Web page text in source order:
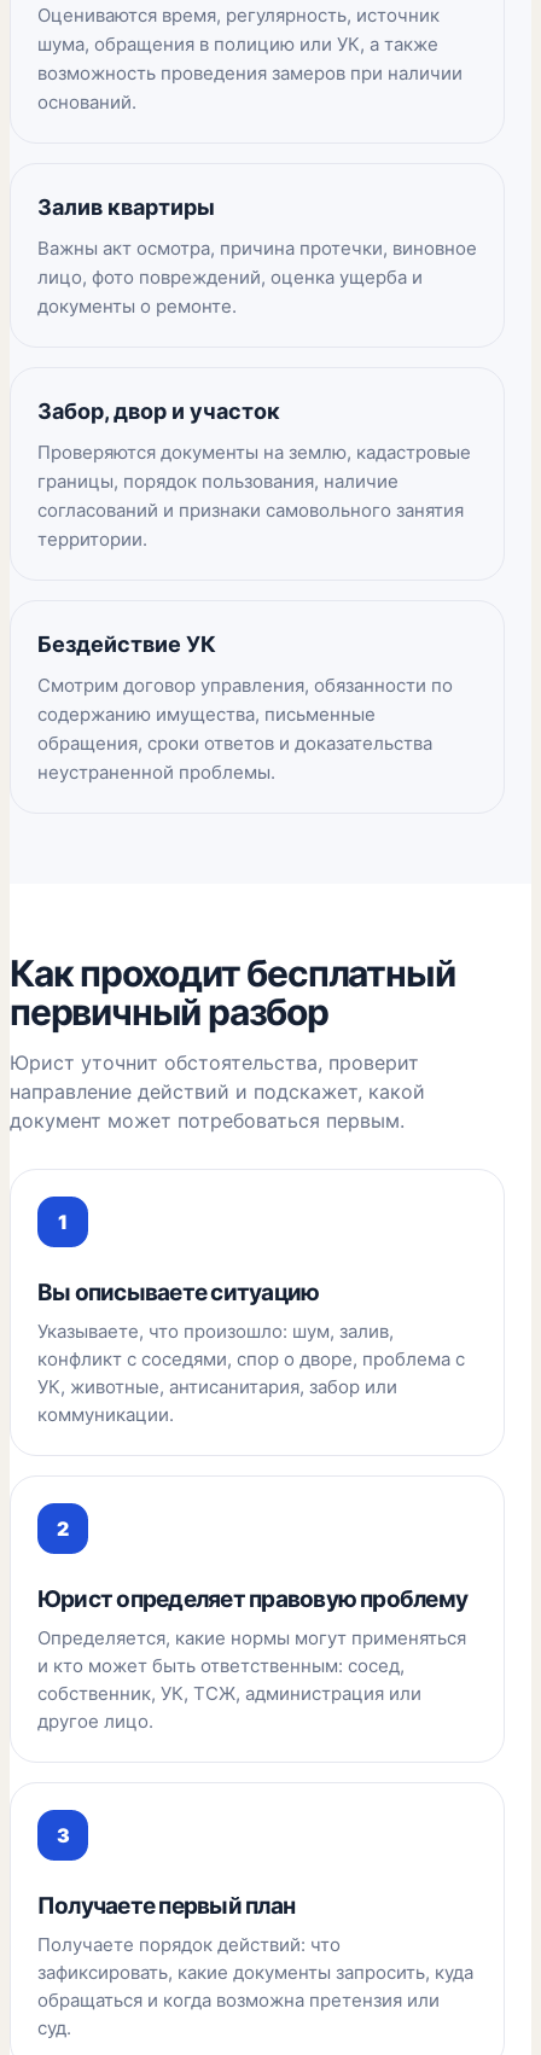
Оцениваются время, регулярность, источник
шума, обращения в полицию или УК, а также
возможность проведения замеров при наличии
оснований.
Залив квартиры
Важны акт осмотра, причина протечки, виновное
лицо, фото повреждений, оценка ущерба и
документы о ремонте.
Забор, двор и участок
Проверяются документы на землю, кадастровые
границы, порядок пользования, наличие
согласований и признаки самовольного занятия
территории.
Бездействие УК
Смотрим договор управления, обязанности по
содержанию имущества, письменные
обращения, сроки ответов и доказательства
неустраненной проблемы.
Как проходит бесплатный
первичный разбор
Юрист уточнит обстоятельства, проверит
направление действий и подскажет, какой
документ может потребоваться первым.
Вы описываете ситуацию
Указываете, что произошло: шум, залив,
конфликт с соседями, спор о дворе, проблема с
УК, животные, антисанитария, забор или
коммуникации.
Юрист определяет правовую проблему
Определяется, какие нормы могут применяться
и кто может быть ответственным: сосед,
собственник, УК, ТСЖ, администрация или
другое лицо.
Получаете первый план
Получаете порядок действий: что
зафиксировать, какие документы запросить, куда
обращаться и когда возможна претензия или
суд.